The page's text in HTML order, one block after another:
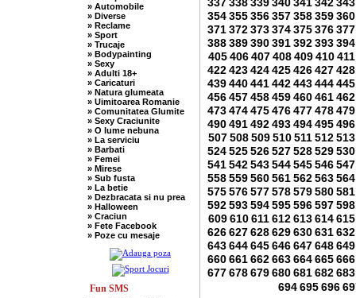
» Englezi
» Evrei
» Francezi
» Ingineri
» Ion si Maria
» Istorice
» Misogine
» Moldoveni
» Mosnegi
» Nebuni
» Negri
» Olteni
» Pescari
» Perle
» Politice
» Politisti
» Popi
» Radio Erevan
» Religioase
» Romani
» Sadice
» Secretare
» Sefi
» Scotieni
» Seci
» Soacre
» Sport
» Soferi
» Tarani
» Tigani
» Automobile
» Diverse
» Reclame
» Sport
» Trucaje
» Bodypainting
» Sexy
» Adulti 18+
» Caricaturi
» Natura glumeata
» Uimitoarea Romanie
» Comunitatea Glumite
» Sexy Craciunite
» O lume nebuna
» La serviciu
» Barbati
» Femei
» Mirese
» Sub fusta
» La betie
» Dezbracata si nu prea
» Halloween
» Craciun
» Fete Facebook
» Poze cu mesaje
Fun SMS
354355356357358359360
371372373374375376377
388389390391392393394
405 406 407 408 409 410 411
422423424425426427428
439440441442443444445
456457458459460461462
473474475476477478479
490491492493494495496
507 508 509 510 511 512 513
524525526527528529530
541542543544545546547
558559560561562563564
575576577578579580581
592593594595596597598
609 610 611 612 613 614 615
626627628629630631632
643644645646647648649
660661662663664665666
677678679680681682683
694695696